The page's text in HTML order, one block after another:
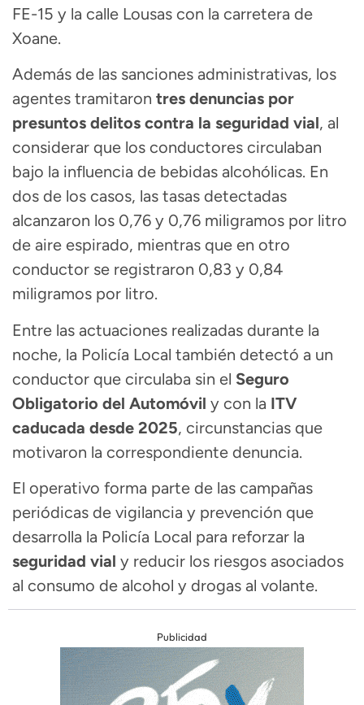
FE-15 y la calle Lousas con la carretera de
Xoane.
Además de las sanciones administrativas, los
agentes tramitaron tres denuncias por
presuntos delitos contra la seguridad vial, al
considerar que los conductores circulaban
bajo la influencia de bebidas alcohólicas. En
dos de los casos, las tasas detectadas
alcanzaron los 0,76 y 0,76 miligramos por litro
de aire espirado, mientras que en otro
conductor se registraron 0,83 y 0,84
miligramos por litro.
Entre las actuaciones realizadas durante la
noche, la Policía Local también detectó a un
conductor que circulaba sin el Seguro
Obligatorio del Automóvil y con la ITV
caducada desde 2025, circunstancias que
motivaron la correspondiente denuncia.
El operativo forma parte de las campañas
periódicas de vigilancia y prevención que
desarrolla la Policía Local para reforzar la
seguridad vial y reducir los riesgos asociados
al consumo de alcohol y drogas al volante.
Publicidad